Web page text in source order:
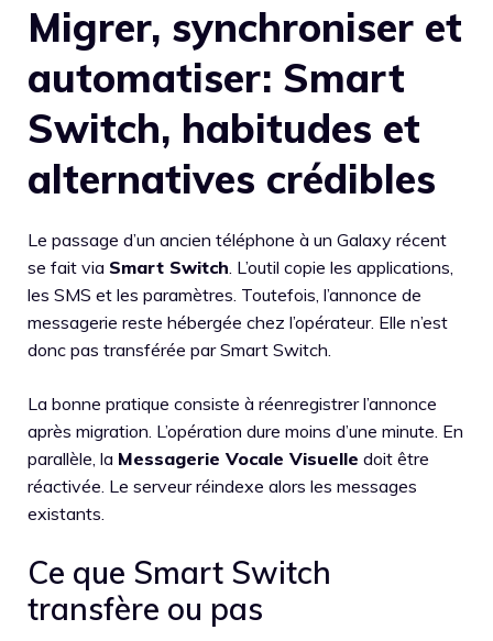
Migrer, synchroniser et
automatiser: Smart
Switch, habitudes et
alternatives crédibles
Le passage d’un ancien téléphone à un Galaxy récent
se fait via Smart Switch . L’outil copie les applications,
les SMS et les paramètres. Toutefois, l’annonce de
messagerie reste hébergée chez l’opérateur. Elle n’est
donc pas transférée par Smart Switch.
La bonne pratique consiste à réenregistrer l’annonce
après migration. L’opération dure moins d’une minute. En
parallèle, la Messagerie Vocale Visuelle doit être
réactivée. Le serveur réindexe alors les messages
existants.
Ce que Smart Switch
transfère ou pas